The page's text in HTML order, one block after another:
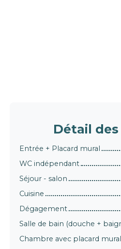
Détail
Entrée + Placard mural
WC indépendant
Séjour - salon
Cuisine
Dégagement
Salle de bain (douche +
Chambre avec placard mural